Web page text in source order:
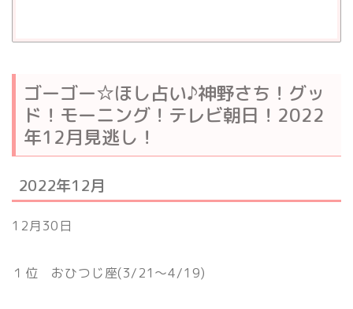
ゴーゴー☆ほし占い♪神野さち！グッ
ド！モーニング！テレビ朝日！2022
年12月見逃し！
2022年12月
12月30日
１位 おひつじ座(3/21〜4/19)